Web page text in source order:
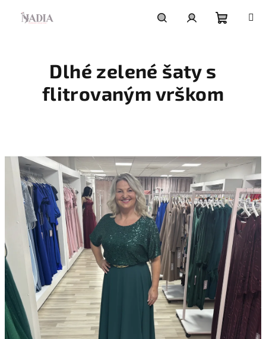
Dlhé zelené šaty s
flitrovaným vrškom